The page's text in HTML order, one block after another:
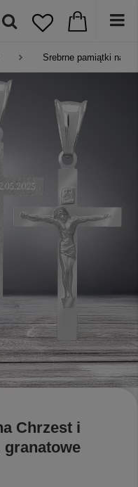
Srebrne pamiątki na
Chrzest i
granatowe